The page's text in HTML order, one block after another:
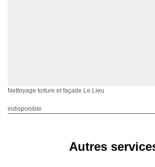
Nettoyage toiture et façade Le Lieu
indisponible
Autres